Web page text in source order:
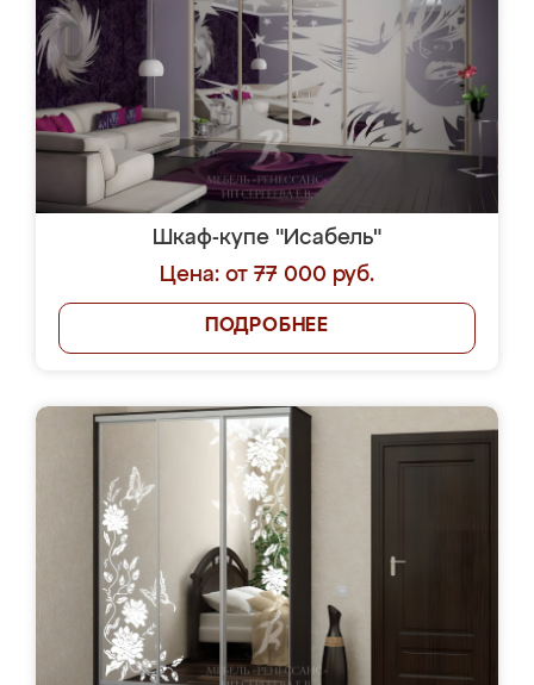
Шкаф-купе "Исабель"
Цена: от 77 000 руб.
ПОДРОБНЕЕ